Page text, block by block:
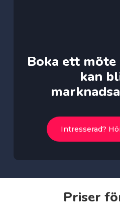
Boka ett möte
kan
Intresserad?
Priser